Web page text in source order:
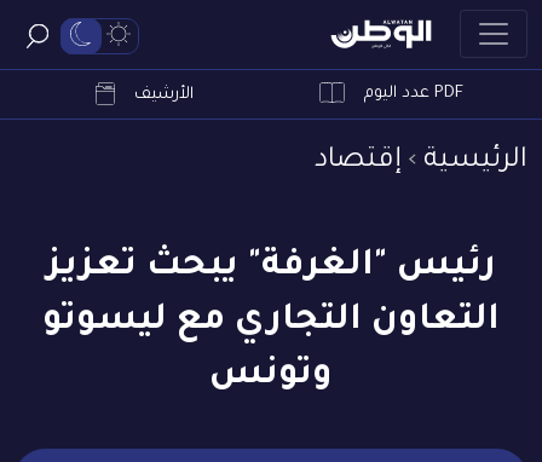
PDF عدد اليوم الأرشيف
الرئيسية إقتصاد
رئيس "الغرفة" يبحث تعزيز
التعاون التجاري مع ليسوتو
وتونس